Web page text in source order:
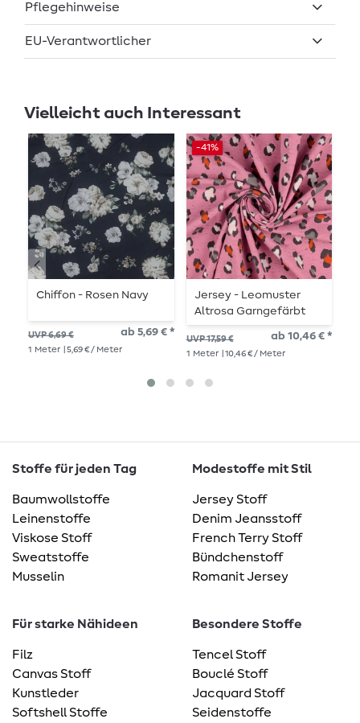
Pflegehinweise
EU-Verantwortlicher
Vielleicht auch Interessant
Chiffon - Rosen Navy
UVP 6,69 € ab 5,69 € *
1 Meter | 5,69 € / Meter
-41%
Jersey - Leomuster
Altrosa Garngefärbt
UVP 17,59 € ab 10,46 € *
1 Meter | 10,46 € / Meter
Stoffe für jeden Tag
Baumwollstoffe
Leinenstoffe
Viskose Stoff
Sweatstoffe
Musselin
Modestoffe mit Stil
Jersey Stoff
Denim Jeansstoff
French Terry Stoff
Bündchenstoff
Romanit Jersey
Für starke Nähideen
Filz
Canvas Stoff
Kunstleder
Softshell Stoffe
Besondere Stoffe
Tencel Stoff
Bouclé Stoff
Jacquard Stoff
Seidenstoffe